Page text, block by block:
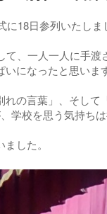
18日参列いたしま
、一人一人に手
になったと思います
の言葉」、そして
校を思う気持ちは
した。